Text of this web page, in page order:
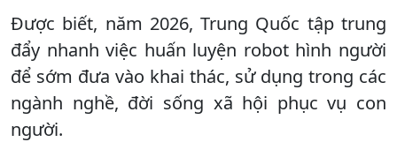
Được biết, năm 2026, Trung Quốc tập trung
đẩy nhanh việc huấn luyện robot hình người
để sớm đưa vào khai thác, sử dụng trong các
ngành nghề, đời sống xã hội phục vụ con
người.